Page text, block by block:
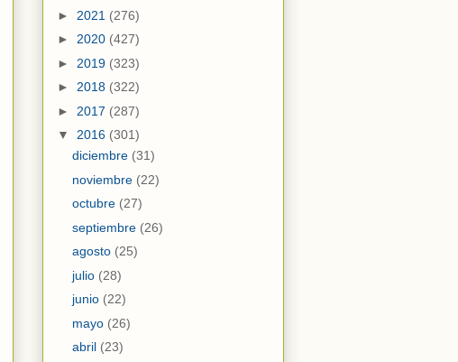
► 2021 (276)
► 2020 (427)
► 2019 (323)
► 2018 (322)
► 2017 (287)
▼ 2016 (301)
diciembre (31)
noviembre (22)
octubre (27)
septiembre (26)
agosto (25)
julio (28)
junio (22)
mayo (26)
abril (23)